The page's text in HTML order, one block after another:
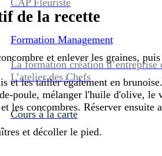
Formation Management
La formation création d’entreprise
L’atelier des Chefs
Cours à la carte
de la recette
et enlever les graines,
et les tailler également en brunoise.
poule, mélanger l'huile d'olive, le
les concombres. Réserver ensuite
et décoller le pied.